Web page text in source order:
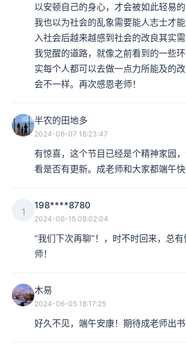
以安顿自己的身心，才会被如此轻易
我也以为社会的乱象需要能人志士才
入社会后越来越感到社会的改良其实
我觉醒的道路，就像之前看到的一些
实每个人都可以去做一点力所能及的
会不一样。再次感恩老师！
半农的田地多
2024-06-07 18:23:47
有惊喜，这个节目已经是个精神家园
看是否有更新。成老师和大家都端午
1
198****8780
2024-06-15 08:02:04
“我们下次再聊”！，时不时回来，总
师！
木易
2024-06-05 18:17:25
好久不见，端午安康！期待成老师出书